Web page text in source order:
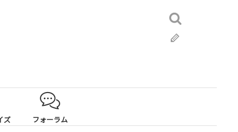
検
索:
ズ フォーラム